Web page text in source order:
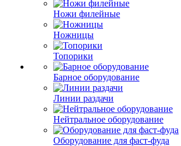
Ножи филейные
Ножницы
Топорики
Барное оборудование
Линии раздачи
Нейтральное оборудование
Оборудование для фаст-фуда